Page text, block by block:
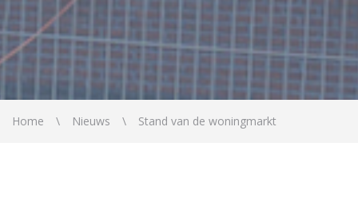
Home Nieuws Stand van de woningmarkt